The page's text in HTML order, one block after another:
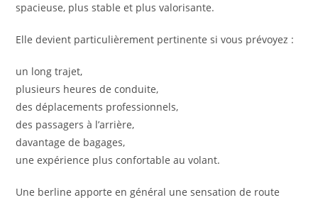
spacieuse, plus stable et plus valorisante.
Elle devient particulièrement pertinente si vous prévoyez :
un long trajet,
plusieurs heures de conduite,
des déplacements professionnels,
des passagers à l’arrière,
davantage de bagages,
une expérience plus confortable au volant.
Une berline apporte en général une sensation de route